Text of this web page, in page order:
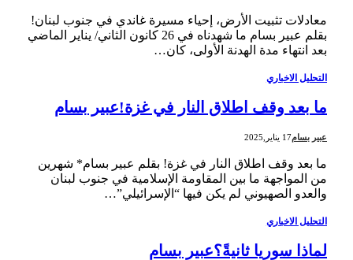
معادلات تثبيت الأرض، إحياء مسيرة غاندي في جنوب لبنان!
بقلم عبير بسام ما شهدناه في 26 كانون الثاني/ يناير الماضي
بعد انتهاء مدة الهدنة الأولى، كان…
التحليل الاخباري
ما بعد وقف اطلاق النار في غزة!عبير بسام
عبير بسام17 يناير,2025
ما بعد وقف اطلاق النار في غزة! بقلم عبير بسام* شهرين
من المواجهة ما بين المقاومة الإسلامية في جنوب لبنان
والعدو الصهيوني لم يكن فيها “الإسرائيلي”…
التحليل الاخباري
لماذا سوريا ثانيةً؟عبير بسام